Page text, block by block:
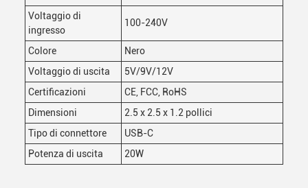
Voltaggio di
ingresso
100-240V
Colore
Nero
Voltaggio di uscita
5V/9V/12V
Certificazioni
CE, FCC, RoHS
Dimensioni
2.5 x 2.5 x 1.2 pollici
Tipo di connettore
USB-C
Potenza di uscita
20W